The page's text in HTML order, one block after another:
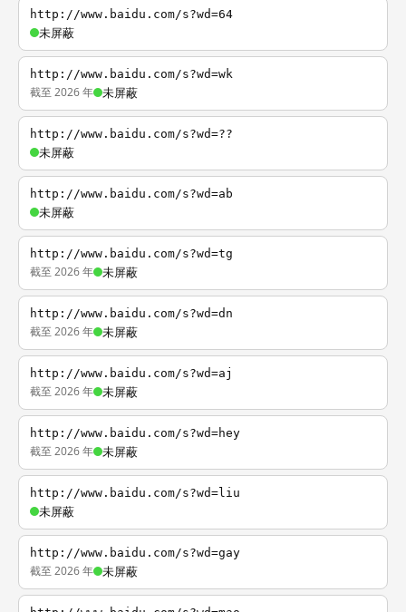
http://www.baidu.com/s?wd=64
未屏蔽
http://www.baidu.com/s?wd=wk
截至 2026 年 未屏蔽
http://www.baidu.com/s?wd=??
未屏蔽
http://www.baidu.com/s?wd=ab
未屏蔽
http://www.baidu.com/s?wd=tg
截至 2026 年 未屏蔽
http://www.baidu.com/s?wd=dn
截至 2026 年 未屏蔽
http://www.baidu.com/s?wd=aj
截至 2026 年 未屏蔽
http://www.baidu.com/s?wd=hey
截至 2026 年 未屏蔽
http://www.baidu.com/s?wd=liu
未屏蔽
http://www.baidu.com/s?wd=gay
截至 2026 年 未屏蔽